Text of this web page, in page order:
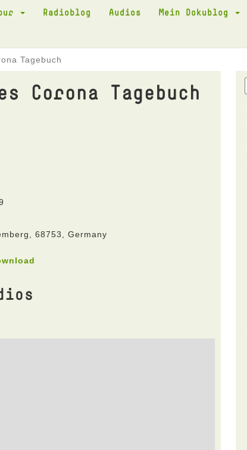
Radioblog Audios Mein Dokublog
Tagebuch
Corona Tagebuch
68753, Germany